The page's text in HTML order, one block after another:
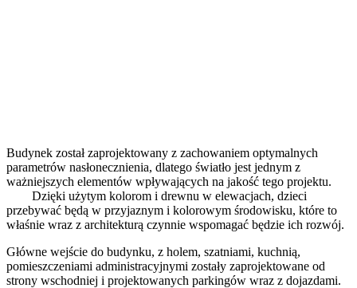
Budynek został zaprojektowany z zachowaniem optymalnych
parametrów nasłonecznienia, dlatego światło jest jednym z
ważniejszych elementów wpływających na jakość tego projektu.
Dzięki użytym kolorom i drewnu w elewacjach, dzieci
przebywać będą w przyjaznym i kolorowym środowisku, które to
właśnie wraz z architekturą czynnie wspomagać będzie ich rozwój.
Główne wejście do budynku, z holem, szatniami, kuchnią,
pomieszczeniami administracyjnymi zostały zaprojektowane od
strony wschodniej i projektowanych parkingów wraz z dojazdami.